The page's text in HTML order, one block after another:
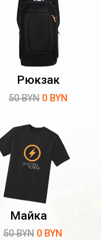
50 BYN 0 BYN
Рюкзак
50 BYN 0 BYN
Майка